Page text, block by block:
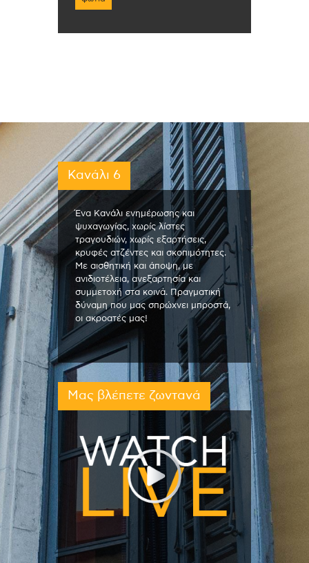
Κανάλι 6
Ένα Κανάλι ενημέρωσης και
ψυχαγωγίας, χωρίς λίστες
τραγουδιών, χωρίς εξαρτήσεις,
κρυφές ατζέντες και σκοπιμότητες.
Με αισθητική και άποψη, με
ανιδιοτέλεια, ανεξαρτησία και
συμμετοχή στα κοινά. Πραγματική
δύναμη που μας σπρώχνει μπροστά,
οι ακροατές μας!
Μας βλέπετε ζωντανά